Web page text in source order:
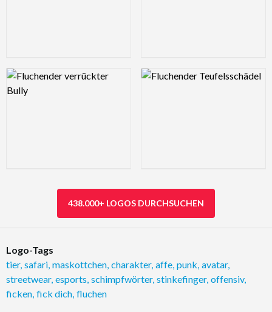
Logo Preview Image Logo Preview Image
438.000+ LOGOS DURCHSUCHEN
Logo-Tags
tier, safari maskottchen charakter, affe punk avatar,
streetwear, esports schimpfwörter, stinkefinger, offensiv,
ficken fick dich fluchen